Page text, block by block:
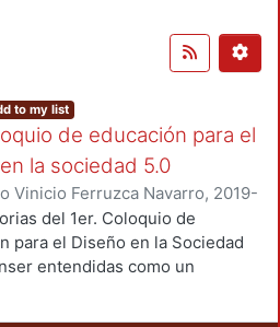
to my list
de educación para el
la sociedad 5.0
Vinicio Ferruzca Navarro, 2019-
Navarro, Marco Vinicio
Velasco, Emilio; Sarale, Luis
Rivera, Antonio; Fragoso-
del 1er. Coloquio de
para el Diseño en la Sociedad
entendidas como un